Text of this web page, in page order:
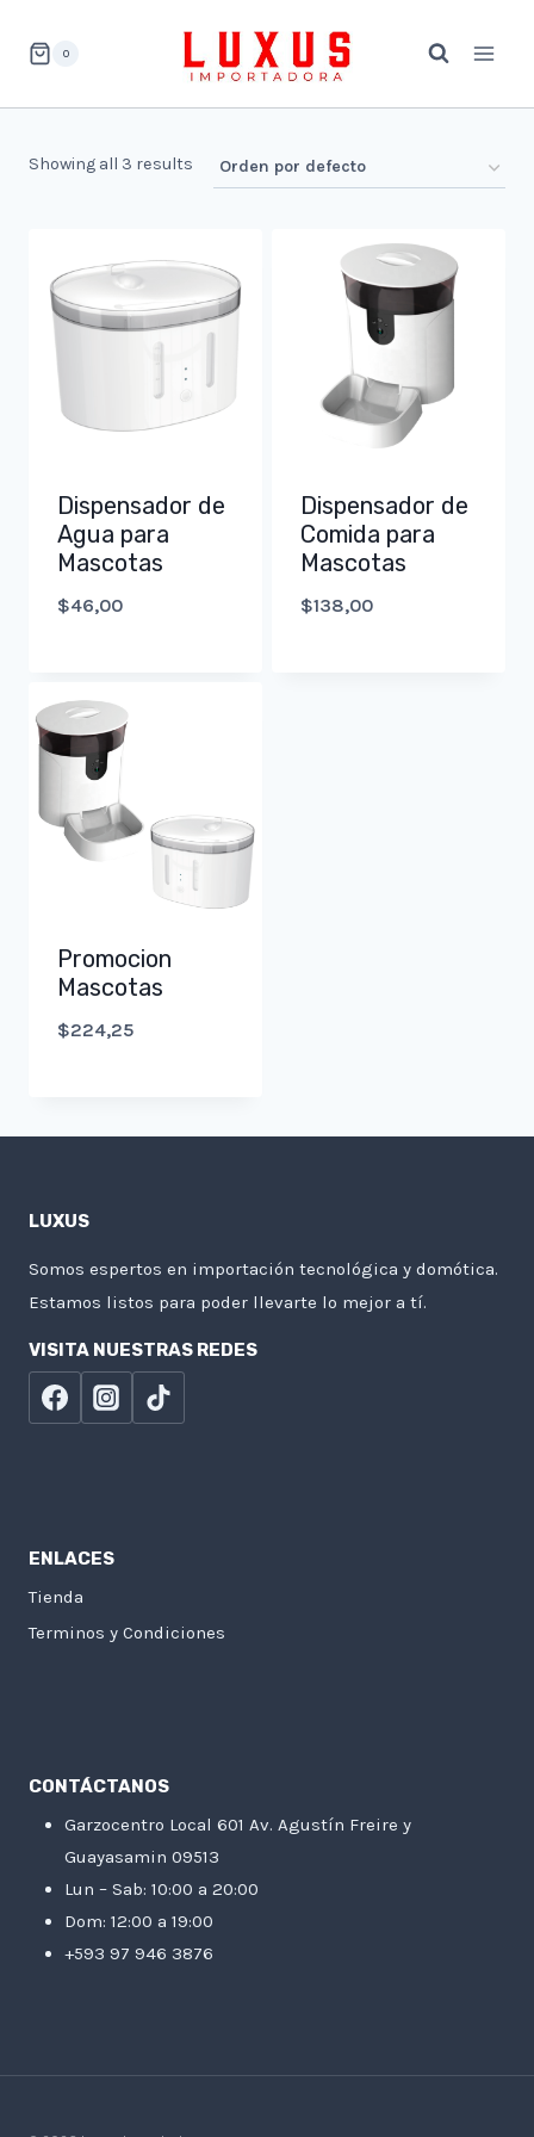
0
Showing all 3 results
Dispensador de
Agua para
Mascotas
$46,00
Dispensador de
Comida para
Mascotas
$138,00
Promocion
Mascotas
$224,25
LUXUS
Somos espertos en importación tecnológica y domótica.
Estamos listos para poder llevarte lo mejor a tí.
VISITA NUESTRAS REDES
ENLACES
Tienda
Terminos y Condiciones
CONTÁCTANOS
Garzocentro Local 601 Av. Agustín Freire y
Guayasamin 09513
Lun – Sab: 10:00 a 20:00
Dom: 12:00 a 19:00
+593 97 946 3876